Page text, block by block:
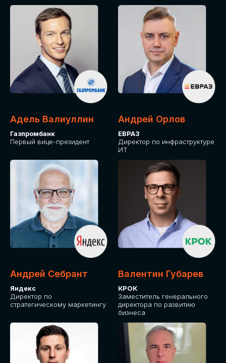
Адель Валиуллин
Газпромбанк
Первый вице-президент
Андрей Орлов
ЕВРАЗ
Директор по инфраструктуре
ИТ
Андрей Себрант
Яндекс
Директор по
стратегическому маркетингу
Валентин Губарев
КРОК
Заместитель генерального
директора по развитию
бизнеса